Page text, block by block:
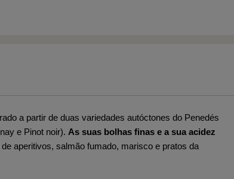
a partir de duas variedades autóctones do Penedés
e Pinot noir). As suas bolhas finas e a sua acidez
aperitivos, salmão fumado, marisco e pratos da